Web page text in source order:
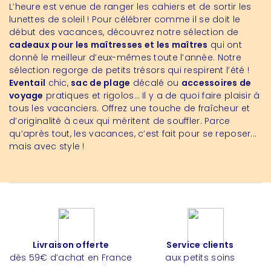
L’heure est venue de ranger les cahiers et de sortir les
lunettes de soleil ! Pour célébrer comme il se doit le
début des vacances, découvrez notre sélection de
cadeaux pour les maîtresses et les maîtres qui ont
donné le meilleur d’eux-mêmes toute l’année. Notre
sélection regorge de petits trésors qui respirent l’été !
Eventail chic, sac de plage décalé ou accessoires de
voyage pratiques et rigolos… Il y a de quoi faire plaisir à
tous les vacanciers. Offrez une touche de fraîcheur et
d’originalité à ceux qui méritent de souffler. Parce
qu’après tout, les vacances, c’est fait pour se reposer...
mais avec style !
Livraison offerte
dès 59€ d’achat en France
Service clients
aux petits soins